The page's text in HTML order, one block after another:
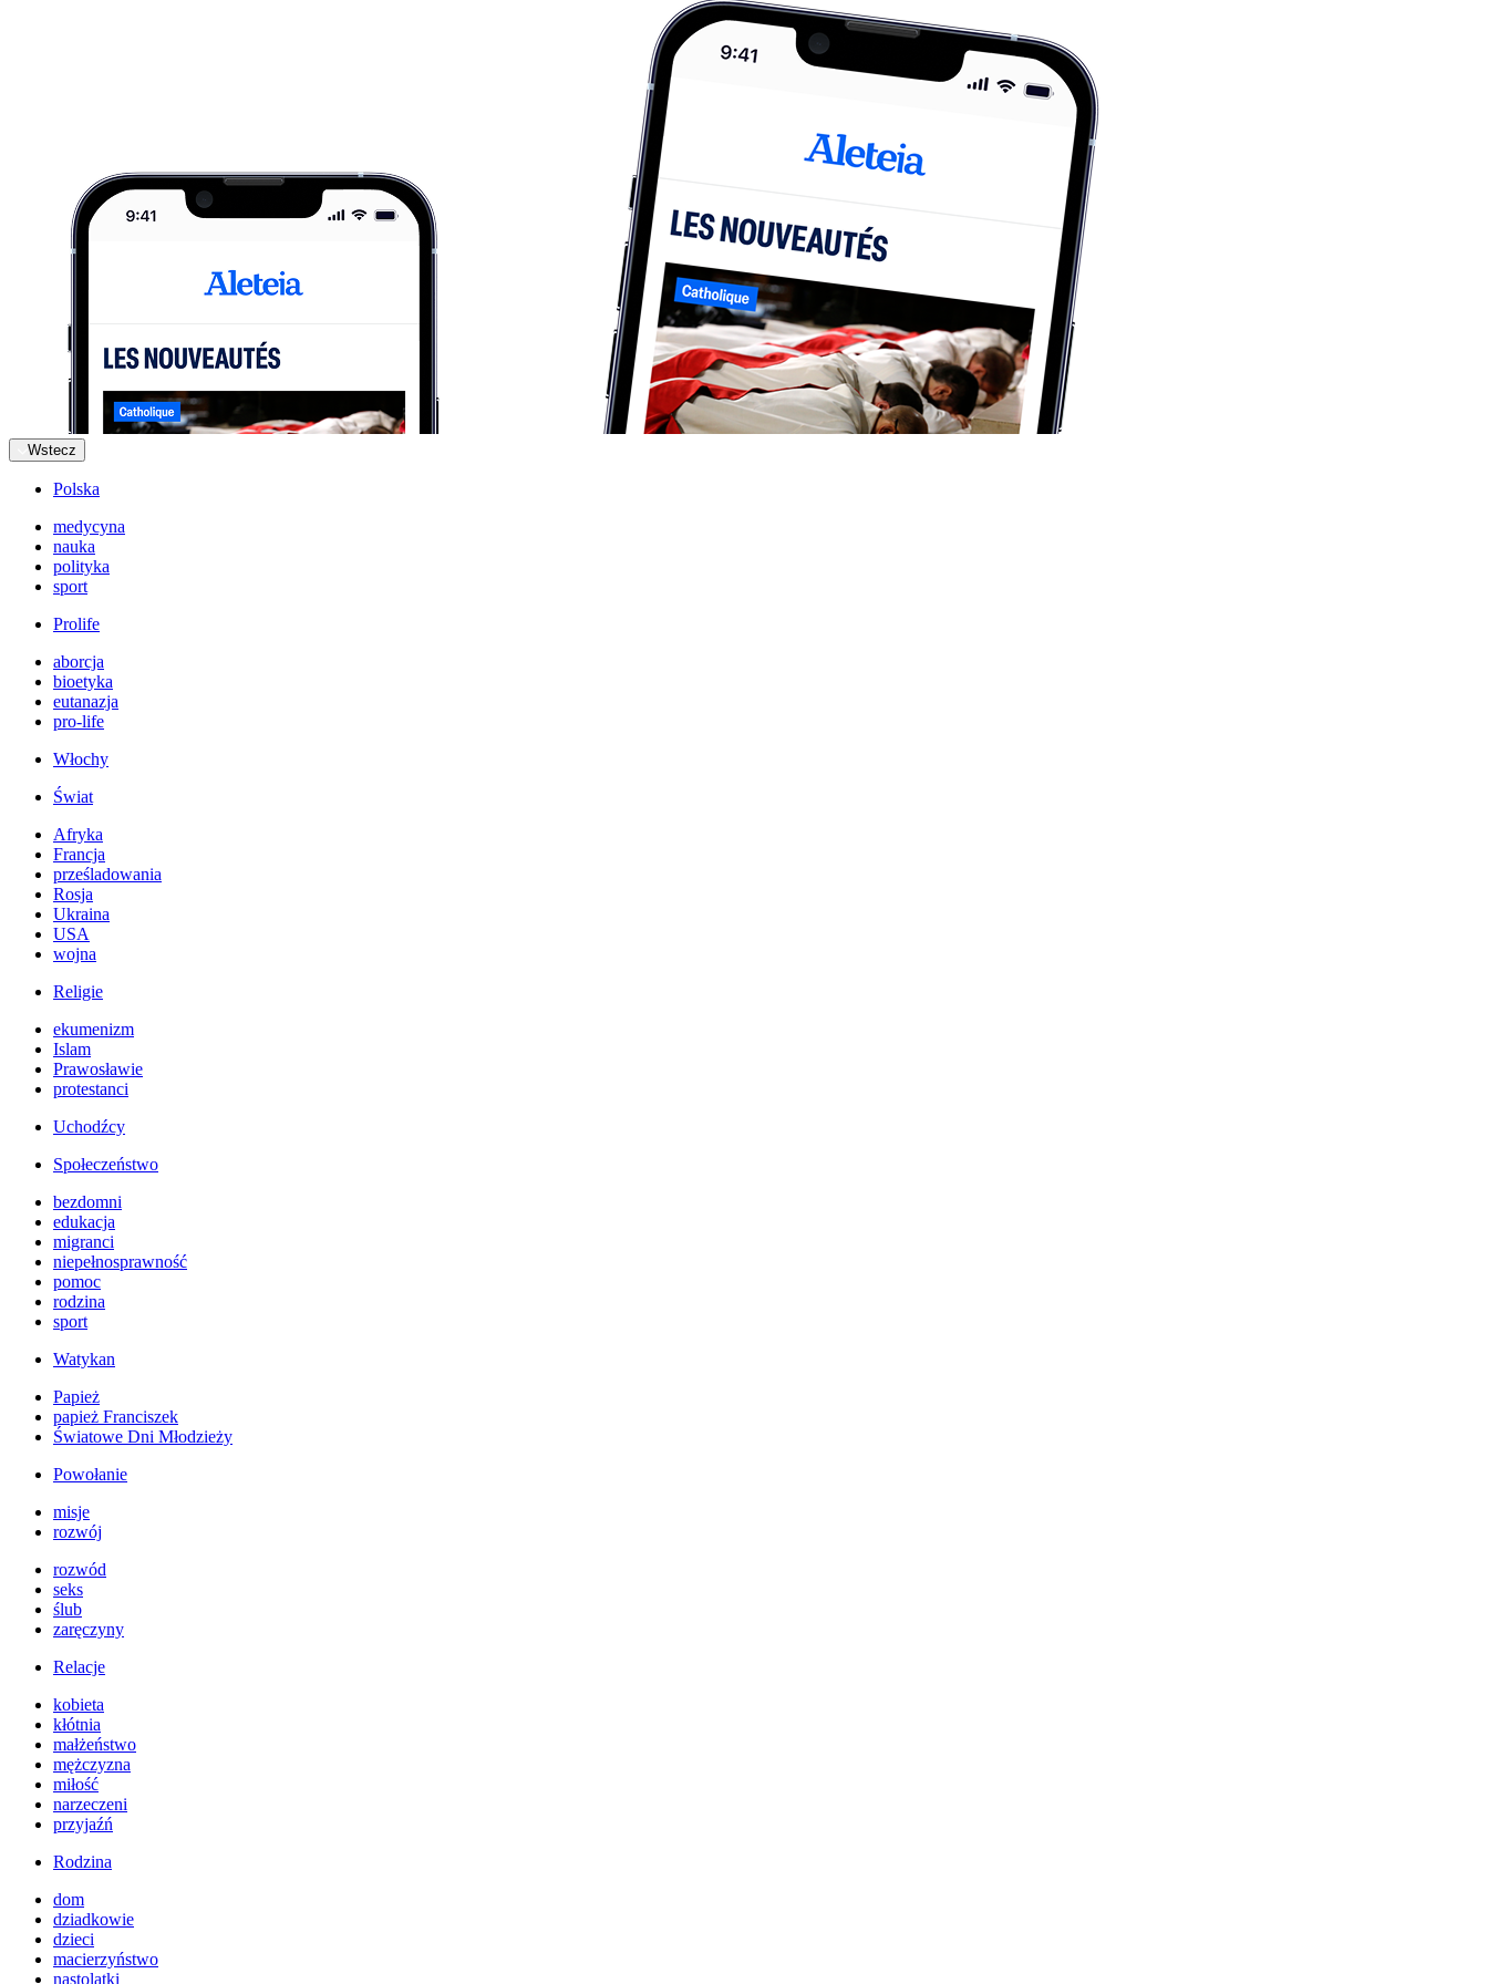
Wstecz
Polska
medycyna
nauka
polityka
sport
Prolife
aborcja
bioetyka
eutanazja
pro-life
Włochy
Świat
Afryka
Francja
prześladowania
Rosja
Ukraina
USA
wojna
Religie
ekumenizm
Islam
Prawosławie
protestanci
Uchodźcy
Społeczeństwo
bezdomni
edukacja
migranci
niepełnosprawność
pomoc
rodzina
sport
Watykan
Papież
papież Franciszek
Światowe Dni Młodzieży
Powołanie
misje
rozwój
rozwód
seks
ślub
zaręczyny
Relacje
kobieta
kłótnia
małżeństwo
mężczyzna
miłość
narzeczeni
przyjaźń
Rodzina
dom
dziadkowie
dzieci
macierzyństwo
nastolatki